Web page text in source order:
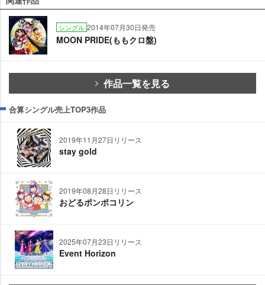
シングル 2014年07月30日発売
MOON PRIDE(ももクロ盤)
作品一覧を見る
合算シングル売上TOP3作品
2019年11月27日リリース
stay gold
2019年08月28日リリース
おどるポンポコリン
2025年07月23日リリース
Event Horizon